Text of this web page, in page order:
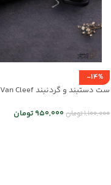
-14%
1,100,000تومان950,000تومان